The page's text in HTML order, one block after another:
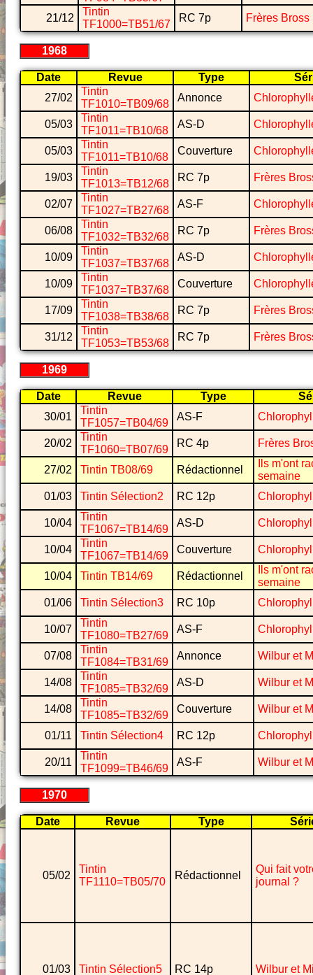
21/12
Tintin
TF1000=TB51/67
RC 7p Frères Bross
1968
Date Revue Type
27/02
Tintin
TF1010=TB09/68
Annonce
05/03
Tintin
TF1011=TB10/68
AS-D
05/03
Tintin
TF1011=TB10/68
Couverture
19/03
Tintin
TF1013=TB12/68
RC 7p Frères
02/07
Tintin
TF1027=TB27/68
AS-F
06/08
Tintin
TF1032=TB32/68
RC 7p Frères
10/09
Tintin
TF1037=TB37/68
AS-D
10/09
Tintin
TF1037=TB37/68
Couverture
17/09
Tintin
TF1038=TB38/68
RC 7p Frères
31/12
Tintin
TF1053=TB53/68
RC 7p Frères
1969
Date Revue Type
30/01
Tintin
TF1057=TB04/69
AS-F
20/02
Tintin
TF1060=TB07/69
RC 4p Frères
27/02 Tintin TB08/69 Rédactionnel
Ils m'ont
semaine
01/03
Tintin Sélection2 RC 12p
10/04
Tintin
TF1067=TB14/69
AS-D
10/04
Tintin
TF1067=TB14/69
Couverture
10/04 Tintin TB14/69 Rédactionnel
Ils m'ont
semaine
01/06
Tintin Sélection3 RC 10p
10/07
Tintin
TF1080=TB27/69
AS-F
07/08
Tintin
TF1084=TB31/69
Annonce Wilbur et
14/08
Tintin
TF1085=TB32/69
AS-D Wilbur et
14/08
Tintin
TF1085=TB32/69
Couverture Wilbur et
01/11 Tintin Sélection4 RC 12p
20/11
Tintin
TF1099=TB46/69
AS-F Wilbur et
1970
Date Revue Type
05/02
Tintin
TF1110=TB05/70
Rédactionnel
Qui fait
journal ?
01/03 Tintin Sélection5 RC 14p Wilbur et